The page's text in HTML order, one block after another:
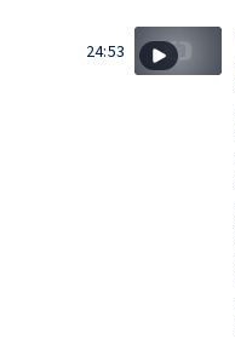
24:53